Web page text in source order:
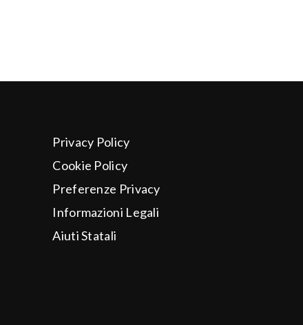
Privacy Policy
Cookie Policy
Preferenze Privacy
Informazioni Legali
Aiuti Statali